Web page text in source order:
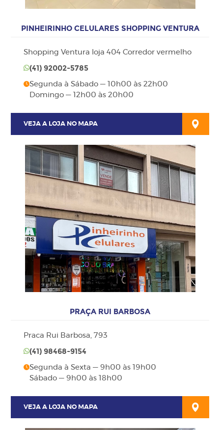
PINHEIRINHO CELULARES SHOPPING VENTURA
Shopping Ventura loja 404 Corredor vermelho
(41)92002-5785
Segunda à Sábado — 10h00 às 22h00
Domingo — 12h00 às 20h00
VEJA A LOJA NO MAPA
PRAÇA RUI BARBOSA
Praca Rui Barbosa, 793
(41)98468-9154
Segunda à Sexta — 9h00 às 19h00
Sábado — 9h00 às 18h00
VEJA A LOJA NO MAPA